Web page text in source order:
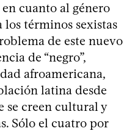
cuanto al género
los términos sexistas
de este nuevo
de “negro”,
afroamericana,
latina desde
se creen cultural y
Sólo el cuatro por